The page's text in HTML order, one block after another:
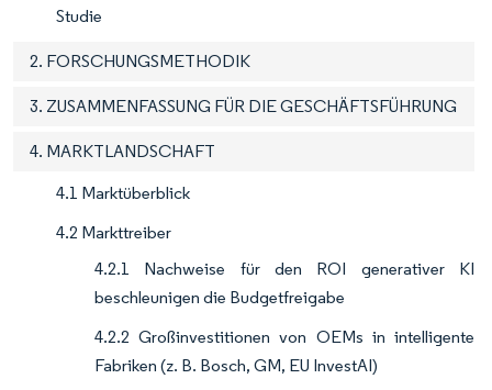
Studie
2. FORSCHUNGSMETHODIK
3. ZUSAMMENFASSUNG FÜR DIE GESCHÄFTSFÜHRUNG
4. MARKTLANDSCHAFT
4.1 Marktüberblick
4.2 Markttreiber
4.2.1 Nachweise für den ROI generativer KI
beschleunigen die Budgetfreigabe
4.2.2 Großinvestitionen von OEMs in intelligente
Fabriken (z. B. Bosch, GM, EU InvestAI)